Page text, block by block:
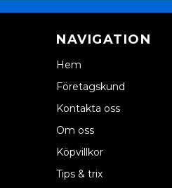
NAVIGATION
Hem
Företagskund
Kontakta oss
Om oss
Köpvillkor
Tips & trix